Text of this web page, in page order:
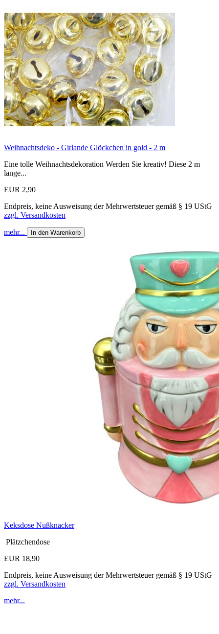
Weihnachtsdeko - Girlande Glöckchen in gold - 2 m
Eine tolle Weihnachtsdekoration Werden Sie kreativ! Diese 2 m
lange...
EUR 2,90
Endpreis, keine Ausweisung der Mehrwertsteuer gemäß § 19 UStG
zzgl. Versandkosten
mehr... In den Warenkorb
Keksdose Nußknacker
Plätzchendose
EUR 18,90
Endpreis, keine Ausweisung der Mehrwertsteuer gemäß § 19 UStG
zzgl. Versandkosten
mehr...